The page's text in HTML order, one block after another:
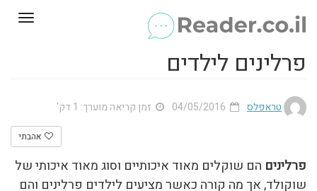
פרלינים לילדים
טראפלס זמן קריאה מוערך: 1 דק'
אהבתי
פרלינים הם שוקלים מאוד איכותיים וסוג מאוד איכותי של
שוקולד, אך מה קורה כאשר מציעים לילדים פרלינים והם